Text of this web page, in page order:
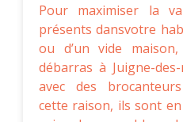
Pour maximiser la
présents dansvotre
ou d’un vide
débarras à Juigne-
avec des
cette raison, ils sont